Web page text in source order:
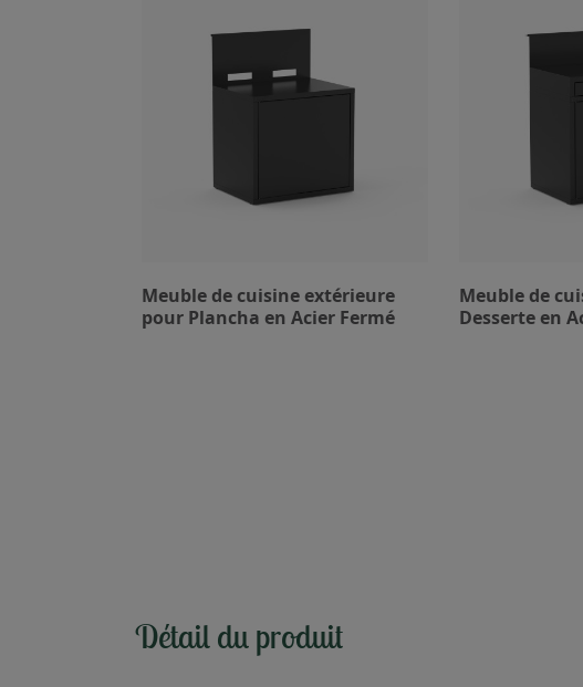
Meuble de cuisine extérieure
pour Plancha en Acier Fermé
Meuble de
Desserte en
Détail du produit